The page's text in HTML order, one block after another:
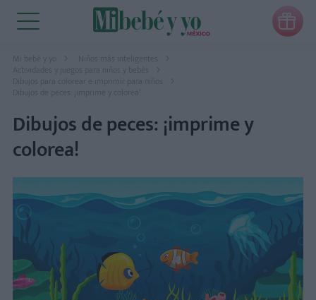

Mi bebé y yo
Niños más inteligentes
Actividades y juegos para niños y bebés
Dibujos para colorear e imprimir para niños
Dibujos de peces: ¡imprime y colorea!
Dibujos de peces: ¡imprime y
colorea!